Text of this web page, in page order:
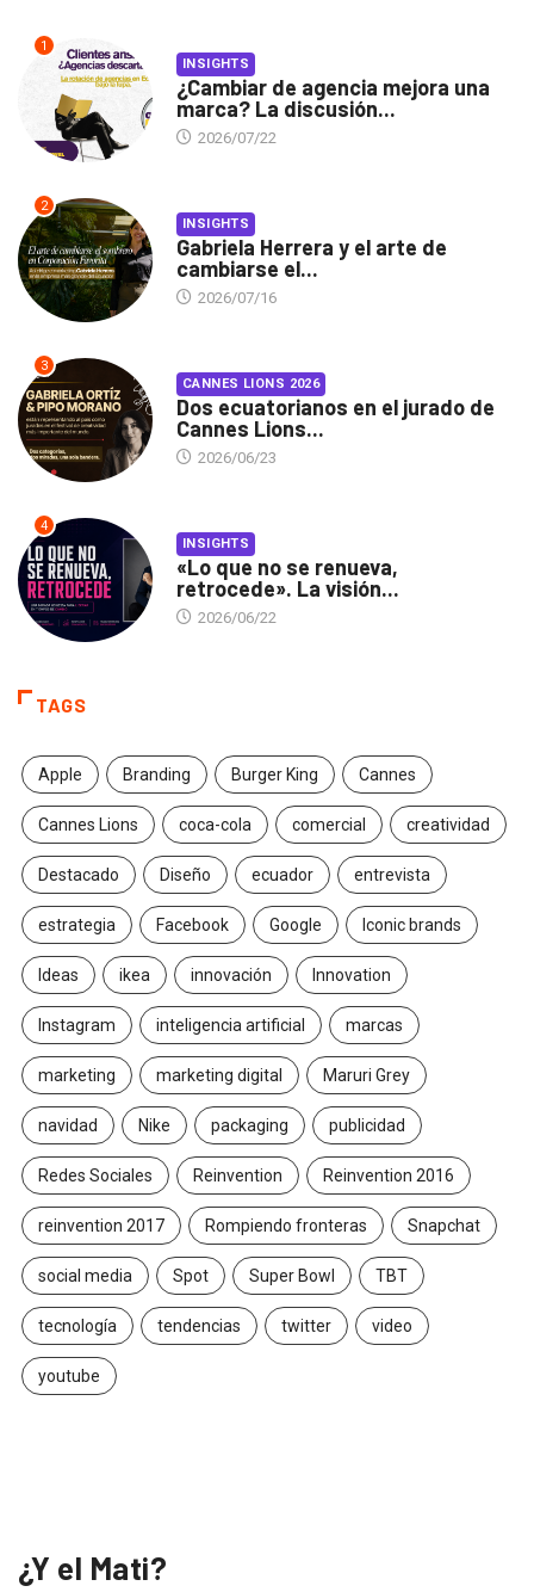
1
INSIGHTS
¿Cambiar de agencia mejora una
marca? La discusión...
2026/07/22
2
INSIGHTS
Gabriela Herrera y el arte de
cambiarse el...
2026/07/16
3
CANNES LIONS 2026
Dos ecuatorianos en el jurado de
Cannes Lions...
2026/06/23
4
INSIGHTS
«Lo que no se renueva,
retrocede». La visión...
2026/06/22
TAGS
Apple Branding Burger King Cannes
Cannes Lions coca-cola comercial creatividad
Destacado Diseño ecuador entrevista
estrategia Facebook Google Iconic brands
Ideas ikea innovación Innovation
Instagram inteligencia artificial marcas
marketing marketing digital Maruri Grey
navidad Nike packaging publicidad
Redes Sociales Reinvention Reinvention 2016
reinvention 2017 Rompiendo fronteras Snapchat
social media Spot Super Bowl TBT
tecnología tendencias twitter video
youtube
¿Y el Mati?